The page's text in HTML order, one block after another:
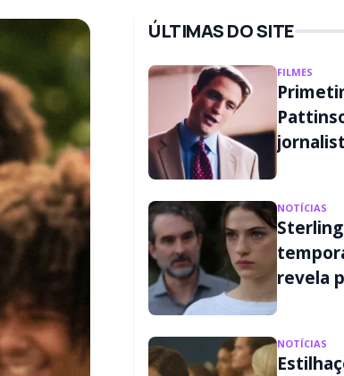
ÚLTIMAS DO SITE
FILMES
NOTÍCIAS
revela
NOTÍCIAS